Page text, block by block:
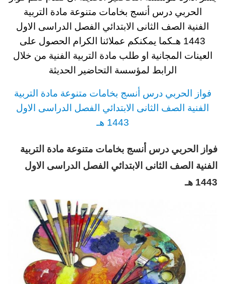
الحربي درس أنسج بخامات متنوعة مادة التربية
الفنية
الصف الثانى الابتدائي الفصل الدراسى الاول
1443 هـ
كما يمكنكم عملائنا الكرام الحصول على
العينات المجانية او طلب مادة التربية الفنية من خلال
الرابط لمؤسسة التحاضير الحديثة
فواز الحربي درس أنسج بخامات متنوعة مادة التربية
الفنية الصف الثانى الابتدائي الفصل الدراسى الاول
1443 هـ
فواز الحربي درس أنسج بخامات متنوعة مادة التربية
الفنية الصف الثانى الابتدائي الفصل الدراسى الاول
1443 هـ